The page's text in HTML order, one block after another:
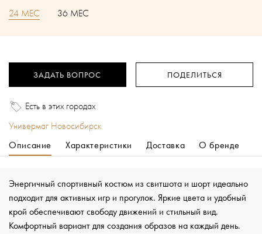
24 МЕС 36 МЕС
ЗАДАТЬ ВОПРОС ПОДЕЛИТЬСЯ
Есть в этих городах
Универмаг Новосибирск
Описание
Характеристики Доставка О бренде
Энергичный спортивный костюм из свитшота и шорт идеально
подходит для активных игр и прогулок. Яркие цвета и удобный
крой обеспечивают свободу движений и стильный вид.
Комфортный вариант для создания образов на каждый день.